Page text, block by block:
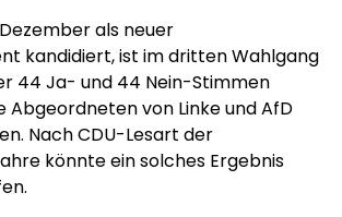
als neuer
kandidiert, ist im dritten Wahlgang
44 Ja- und 44 Nein-Stimmen
Abgeordneten von Linke und AfD
Nach CDU-Lesart der
könnte ein solches Ergebnis